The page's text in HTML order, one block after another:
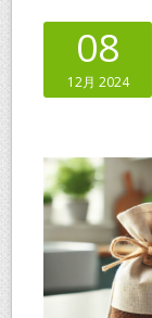
08
12月 2024